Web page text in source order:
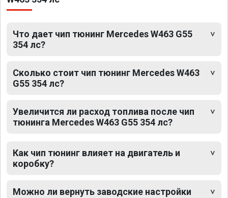
Что дает чип тюнинг Mercedes W463 G55
354 лс?
Сколько стоит чип тюнинг Mercedes W463
G55 354 лс?
Увеличится ли расход топлива после чип
тюнинга Mercedes W463 G55 354 лс?
Как чип тюнинг влияет на двигатель и
коробку?
Можно ли вернуть заводские настройки